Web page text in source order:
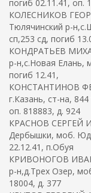
погиб 02.11.41, оп.
КОЛЕСНИКОВ
Тюлячинский р-
сп,253 сд, погиб
КОНДРАТЬЕВ
р-н,с.Новая Елань,
погиб 12.41,
КОНСТАНТИНОВ
г.Казань, ст-на,
оп. 818883, д. 924
КРАСНОВ СЕРГЕЙ
Дербышки, моб.
22.12.41, п.Обуя
КРИВОНОГОВ
р-н,д.Трех Озер,
18004, д. 377